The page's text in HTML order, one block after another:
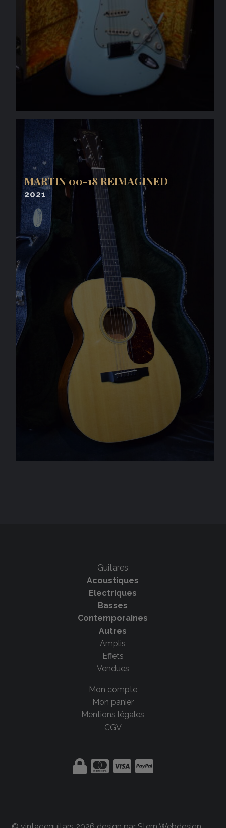
MARTIN 00-18 REIMAGINED
2021
Guitares
Acoustiques
Electriques
Basses
Contemporaines
Autres
Amplis
Effets
Vendues
Mon compte
Mon panier
Mentions légales
CGV